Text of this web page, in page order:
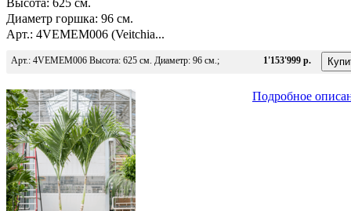
Высота: 625 см.
Диаметр горшка: 96 см.
Арт.: 4VEMEM006 (Veitchia...
Арт.: 4VEMEM006 Высота: 625 см. Диаметр: 96 см.; 1'153'999 р.
Подробное